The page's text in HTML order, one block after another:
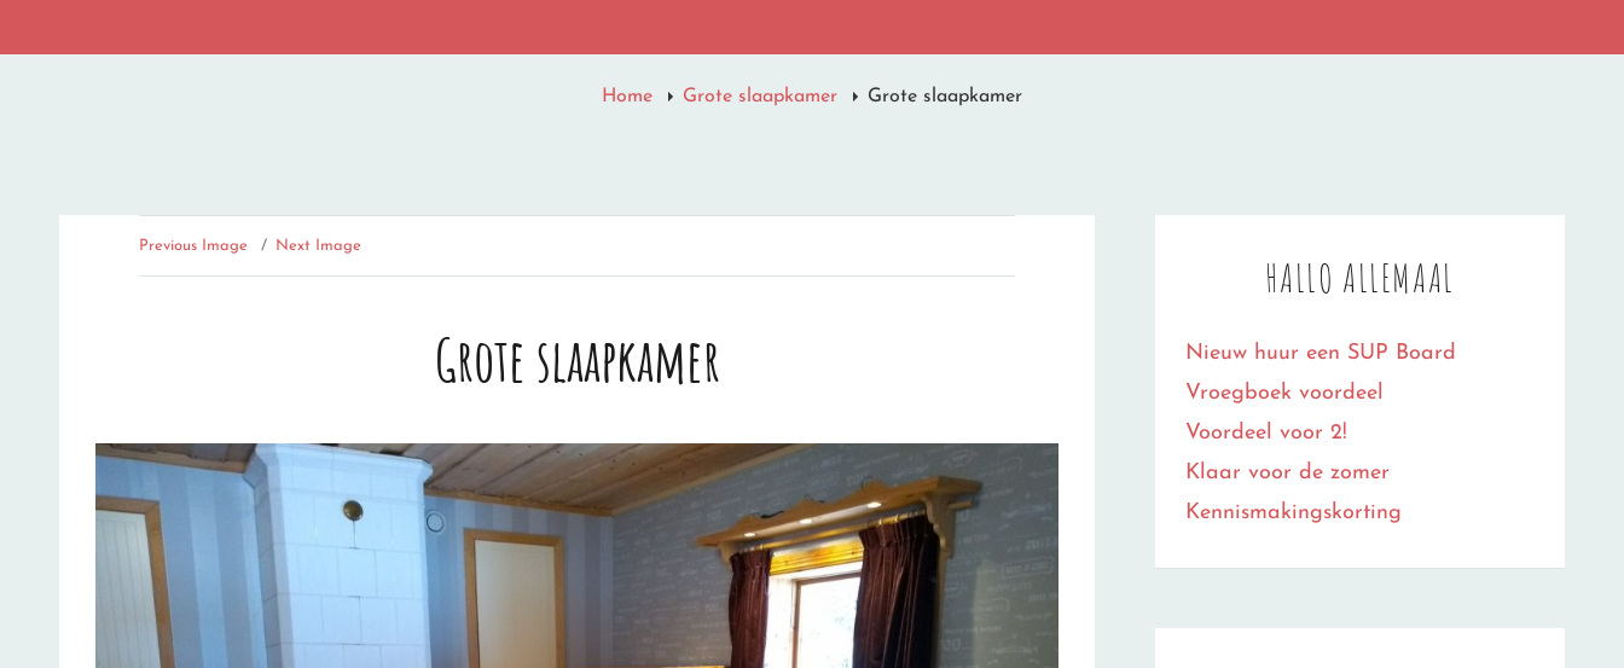
Home Grote slaapkamer Grote slaapkamer
Previous Image Next Image
Grote slaapkamer
HALLO ALLEMAAL
Nieuw huur een SUP Board
Vroegboek voordeel
Voordeel voor 2!
Klaar voor de zomer
Kennismakingskorting